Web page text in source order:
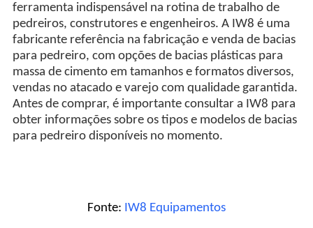
ferramenta indispensável na rotina de trabalho de
pedreiros, construtores e engenheiros. A IW8 é uma
fabricante referência na fabricação e venda de bacias
para pedreiro, com opções de bacias plásticas para
massa de cimento em tamanhos e formatos diversos,
vendas no atacado e varejo com qualidade garantida.
Antes de comprar, é importante consultar a IW8 para
obter informações sobre os tipos e modelos de bacias
para pedreiro disponíveis no momento.
Fonte: IW8 Equipamentos